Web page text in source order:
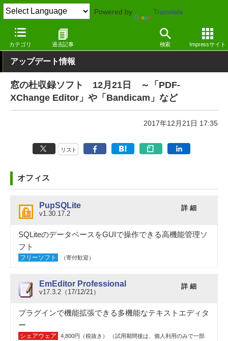
Powered by Translate
カテゴリ 過去記事 検索 Impressサイト
窓の杜 その他の話題 アップデート
アップデート情報
窓の杜収録ソフト 12月21日 ～「PDF-
XChange Editor」や「Bandicam」など
2017年12月21日 17:35
リスト
オフィス
PupSQLite
v1.30.17.2
詳 細
SQLiteのデータベースをGUIで操作できる高機能管理ソ
フト
フリーソフト （寄付歓迎）
EmEditor Professional
v17.3.2（17/12/21）
詳 細
プラグインで機能拡張できる多機能なテキストエディタ
ー
シェアウェア
4,800円（税抜き） （試用期間後は、個人利用のみで一部